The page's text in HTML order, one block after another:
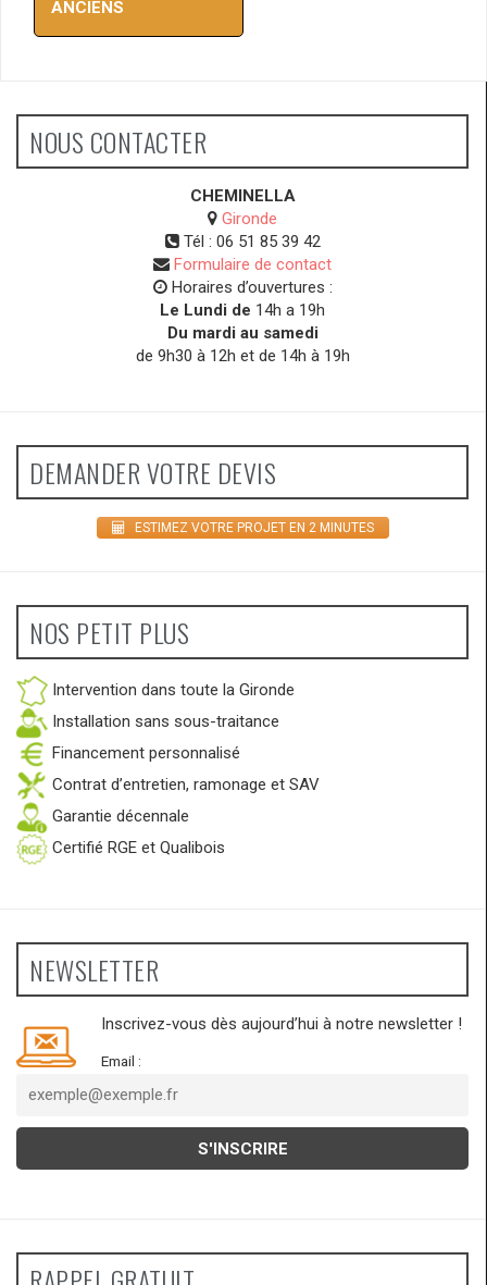
des
articles
ANCIENS
NOUS CONTACTER
CHEMINELLA
Gironde
Tél : 06 51 85 39 42
Formulaire de contact
Horaires d’ouvertures :
Le Lundi de 14h a 19h
Du mardi au samedi
de 9h30 à 12h et de 14h à 19h
DEMANDER VOTRE DEVIS
ESTIMEZ VOTRE PROJET EN 2 MINUTES
NOS PETIT PLUS
Intervention dans toute la Gironde
Installation sans sous-traitance
Financement personnalisé
Contrat d’entretien, ramonage et SAV
Garantie décennale
Certifié RGE et Qualibois
NEWSLETTER
Inscrivez-vous dès aujourd’hui à notre newsletter !
Email :